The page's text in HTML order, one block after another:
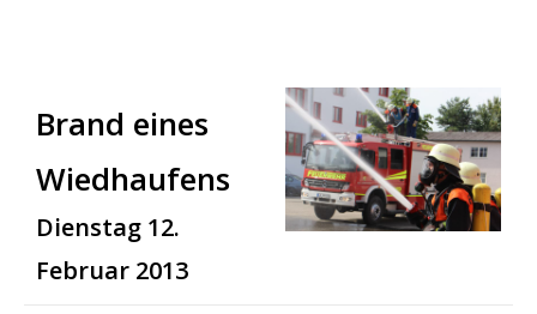
Brand eines
Wiedhaufens
Dienstag 12.
Februar 2013